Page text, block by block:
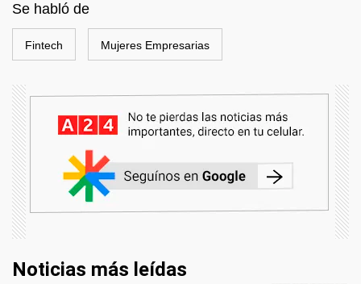
Se habló de
Fintech Mujeres Empresarias
Noticias más leídas